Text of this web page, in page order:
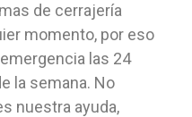
de cerrajería
momento, por eso
las 24
la semana. No
nuestra ayuda,